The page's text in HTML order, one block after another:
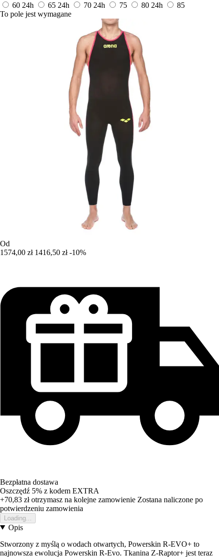
60 24h 65 24h 70 24h 75 80 24h
85
To pole jest wymagane
Od
1574,00 zł 1416,50 zł -10%
Bezpłatna dostawa
Oszczędź 5% z kodem EXTRA
+70,83 złotrzymasz na kolejne zamowienie Zostana naliczone po
potwierdzeniu zamowienia
Loading...
Opis
Stworzony z myślą o wodach otwartych, Powerskin R-EVO+ to
najnowsza ewolucja Powerskin R-Evo. Tkanina Z-Raptor+ jest teraz